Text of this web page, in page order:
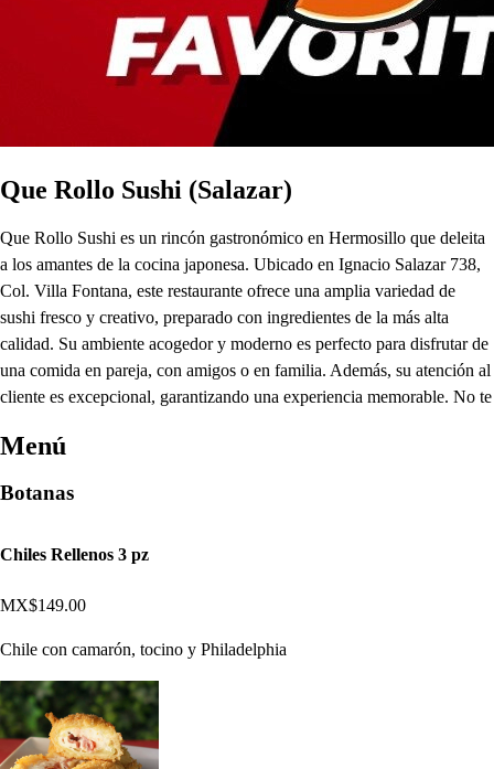
Que Rollo Sushi (Salazar)
Que Rollo Sushi es un rincón gastronómico en Hermosillo que deleita
a los amantes de la cocina japonesa. Ubicado en Ignacio Salazar 738,
Col. Villa Fontana, este restaurante ofrece una amplia variedad de
sushi fresco y creativo, preparado con ingredientes de la más alta
calidad. Su ambiente acogedor y moderno es perfecto para disfrutar de
una comida en pareja, con amigos o en familia. Además, su atención al
cliente es excepcional, garantizando una experiencia memorable. No te
Menú
Botanas
Chiles Rellenos 3 pz
MX$149.00
Chile con camarón, tocino y Philadelphia